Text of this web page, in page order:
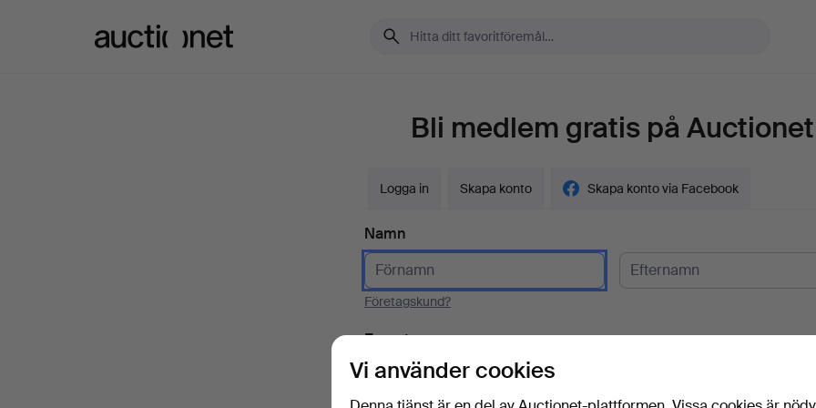
Bli medlem gratis på Auctionet
Logga in Skapa konto Skapa konto via Facebook
Namn
Företagskund?
E-post
Vi använder cookies